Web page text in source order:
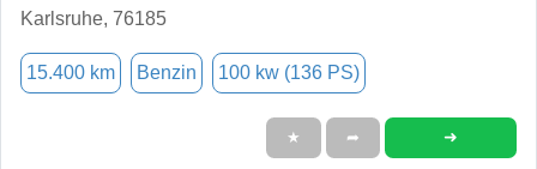
Karlsruhe, 76185
15.400 km Benzin 100 kw (136 PS)
★ ➦ ➜